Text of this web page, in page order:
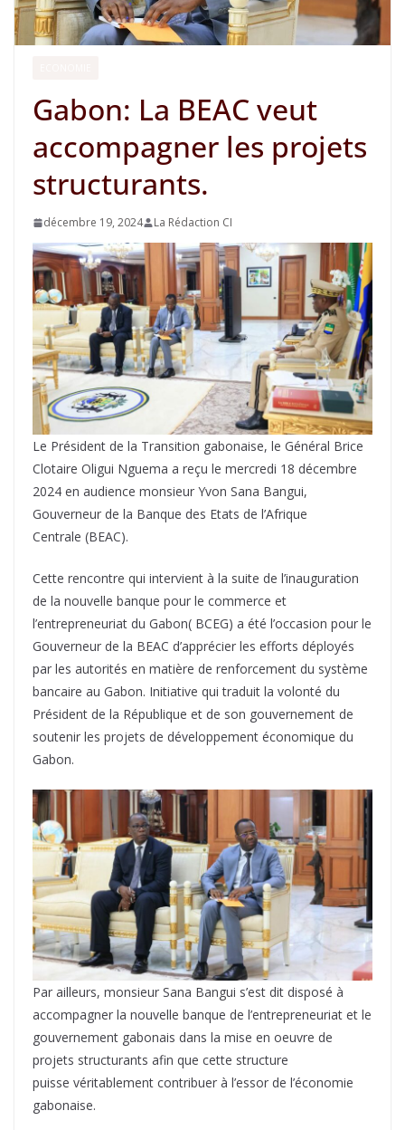
Gabon: La BEAC veut
accompagner les projets
structurants.
décembre 19, 2024 La Rédaction CI
Le Président de la Transition gabonaise, le Général Brice
Clotaire Oligui Nguema a reçu le mercredi 18 décembre
2024 en audience monsieur Yvon Sana Bangui,
Gouverneur de la Banque des Etats de l’Afrique
Centrale (BEAC).
Cette rencontre qui intervient à la suite de l’inauguration
de la nouvelle banque pour le commerce et
l’entrepreneuriat du Gabon( BCEG) a été l’occasion pour le
Gouverneur de la BEAC d’apprécier les efforts déployés
par les autorités en matière de renforcement du système
bancaire au Gabon. Initiative qui traduit la volonté du
Président de la République et de son gouvernement de
soutenir les projets de développement économique du
Gabon.
Par ailleurs, monsieur Sana Bangui s’est dit disposé à
accompagner la nouvelle banque de l’entrepreneuriat et le
gouvernement gabonais dans la mise en oeuvre de
projets structurants afin que cette structure
puisse véritablement contribuer à l’essor de l’économie
gabonaise.